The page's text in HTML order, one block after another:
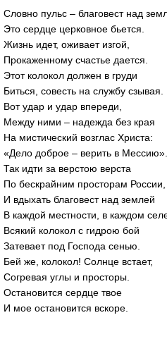
Словно пульс – благовест над
Это сердце церковное бьется.
Жизнь идет, оживает изгой,
Прокаженному счастье дается.
Этот колокол должен в груди
Биться, совесть на службу сзывая.
Вот удар и удар впереди,
Между ними – надежда без края
На мистический возглас Христа:
«Дело доброе – верить в Мессию».
Так идти за верстою верста
По бескрайним просторам России,
И вдыхать благовест над землей
В каждой местности, в каждом
Всякий колокол с гидрою бой
Затевает под Господа сенью.
Бей же, колокол! Солнце встает,
Согревая углы и просторы.
Остановится сердце твое
И мое остановится вскоре.